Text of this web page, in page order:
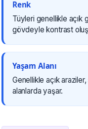
Renk
Tüyleri genellikle
gövdeyle kontrast
Yaşam Alanı
Genellikle açık
alanlarda yaşar.